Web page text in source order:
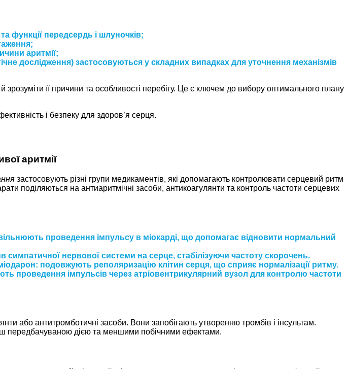
функції передсердь і шлуночків;
аритмії;
дослідження) застосовуються у складних випадках для уточнення механізмів
її причини та особливості перебігу. Це є ключем до вибору оптимального плану
і безпеку для здоров’я серця.
аритмії
застосовують різні групи медикаментів, які допомагають контролювати серцевий ритм
поділяються на антиаритмічні засоби, антикоагулянти та контроль частоти серцевих
проведення імпульсу в міокарді, що допомагає відновити нормальний
нервової системи на серце, стабілізуючи частоту скорочень.
подовжують реполяризацію клітин серця, що сприяє нормалізації ритму.
проведення імпульсів через атріовентрикулярний вузол для контролю частоти
або антитромботичні засоби. Вони запобігають утворенню тромбів і інсультам.
передбачуваною дією та меншими побічними ефектами.